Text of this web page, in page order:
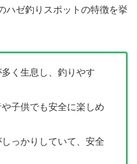
ハゼ釣りスポットの特徴を挙
く生息し、釣りやす
子供でも安全に楽しめ
しっかりしていて、安全